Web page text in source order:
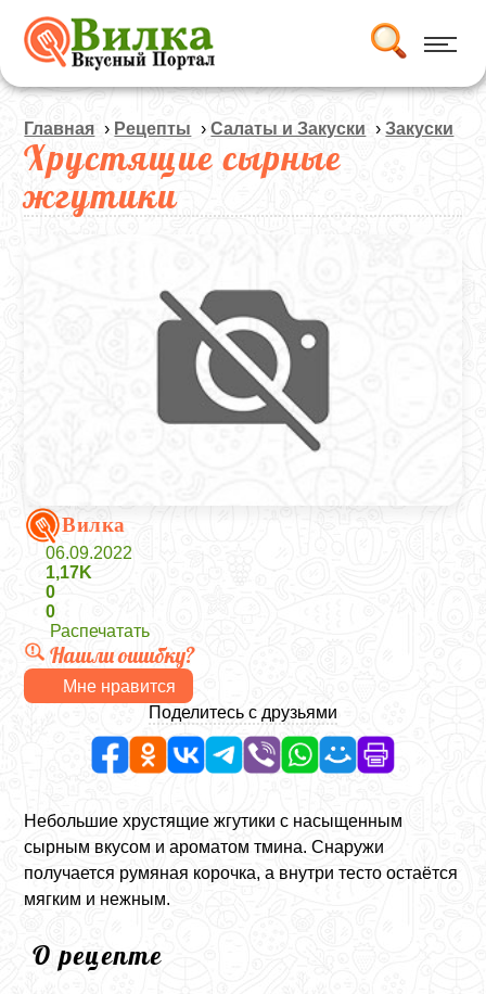
Главная › Рецепты ›Салаты и Закуски ›Закуски
Хрустящие сырные
жгутики
Вилка
06.09.2022
1,17K
0
0
Распечатать
Нашли ошибку?
Мне нравится
Поделитесь с друзьями
Небольшие хрустящие жгутики с насыщенным
сырным вкусом и ароматом тмина. Снаружи
получается румяная корочка, а внутри тесто остаётся
мягким и нежным.
О рецепте